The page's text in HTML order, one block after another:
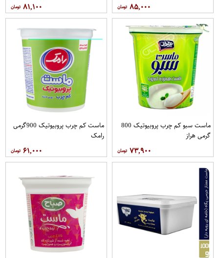
۸۵,۰۰۰ ۸۱,۱۰۰
ماست سبو کم چرب پروبیوتیک 800
گرمی هراز
۷۳,۹۰۰
ماست کم چرب پروبیوتیک 900گرمی
رامک
۶۱,۰۰۰